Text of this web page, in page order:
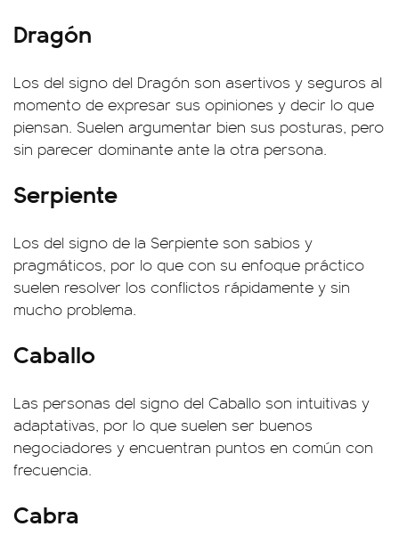
Dragón
Los del signo del Dragón son asertivos y seguros al
momento de expresar sus opiniones y decir lo que
piensan. Suelen argumentar bien sus posturas, pero
sin parecer dominante ante la otra persona.
Serpiente
Los del signo de la Serpiente son sabios y
pragmáticos, por lo que con su enfoque práctico
suelen resolver los conflictos rápidamente y sin
mucho problema.
Caballo
Las personas del signo del Caballo son intuitivas y
adaptativas, por lo que suelen ser buenos
negociadores y encuentran puntos en común con
frecuencia.
Cabra